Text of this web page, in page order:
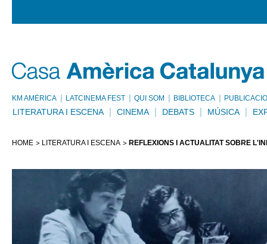
KM AMÈRICA LATCINEMA FEST QUI SOM BIBLIOTECA
LITERATURA I ESCENA CINEMA DEBATS MÚSICA
HOME LITERATURA I ESCENA REFLEXIONS I ACTUALITAT SOBRE